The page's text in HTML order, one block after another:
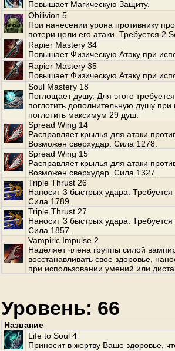
Повышает Магическую Защиту.
Obilivion 5
При нанесении урона противнику
потери цели его атаки. Требуется 2
Rapier Mastery 34
Повышает Физическую Атаку при
Rapier Mastery 35
Повышает Физическую Атаку при
Soul Mastery 18
Поглощает душу. Для этого
поглотить дополнительную душу
поглотить максимум 29 душ.
Spread Wing 14
Расправляет крылья для атаки
Возможен сверхудар. Сила 1278.
Spread Wing 15
Расправляет крылья для атаки
Возможен сверхудар. Сила 1327.
Triple Thrust 26
Наносит 3 быстрых удара.
Сила 1789.
Triple Thrust 27
Наносит 3 быстрых удара.
Сила 1857.
Vampiric Impulse 2
Наделяет члена группы силой
восстанавливать свое здоровье,
при использовании умений или
Уровень: 66
Название
Life to Soul 4
Приносит в жертву Ваше здоровье,